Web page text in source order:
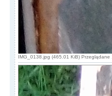
IMG_0138.jpg (465.01 KiB) Przeglądane